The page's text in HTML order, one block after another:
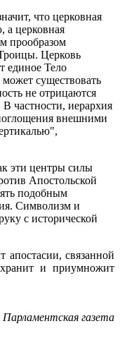
что церковная
а церковная
прообразом
Церковь
единое Тело
существовать
не отрицаются
частности, иерархия
внешними
эти центры силы
Апостольской
подобным
Символизм и
с исторической
связанной
и приумножит
Парламентская газета